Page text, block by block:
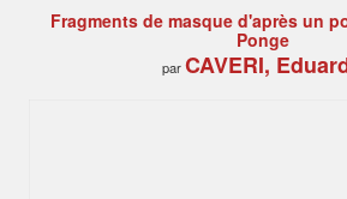
Fragments de masque d'après un
Ponge
parCAVERI,